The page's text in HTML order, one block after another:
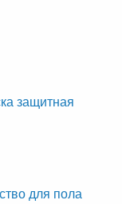
защитная
для пола